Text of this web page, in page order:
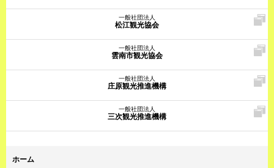
一般社団法人
松江観光協会
一般社団法人
雲南市観光協会
一般社団法人
庄原観光推進機構
一般社団法人
三次観光推進機構
ホーム